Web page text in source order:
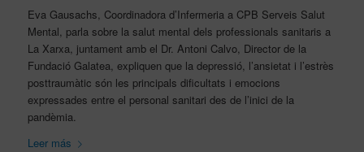
Eva Gausachs, Coordinadora d’Infermeria a CPB Serveis Salut
Mental, parla sobre la salut mental dels professionals sanitaris a
La Xarxa, juntament amb el Dr. Antoni Calvo, Director de la
Fundació Galatea, expliquen que la depressió, l’ansietat i l’estrès
posttraumàtic són les principals dificultats i emocions
expressades entre el personal sanitari des de l’inici de la
pandèmia.
Leer más